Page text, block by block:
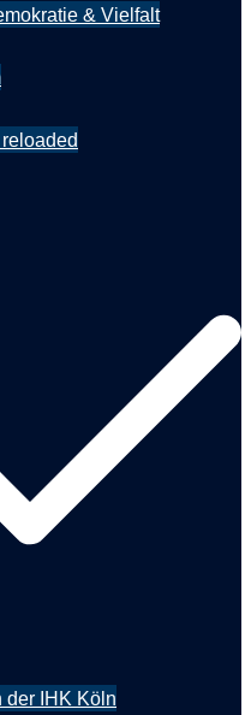
& Vielfalt
der IHK Köln